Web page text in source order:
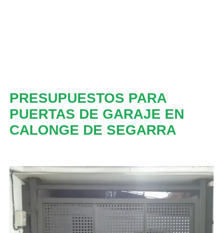
PRESUPUESTOS PARA
PUERTAS DE GARAJE EN
CALONGE DE SEGARRA